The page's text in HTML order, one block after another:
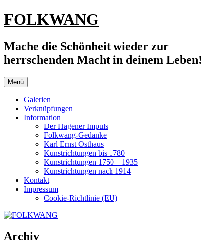
Zum
Inhalt
FOLKWANG
Mache die Schönheit wieder zur
herrschenden Macht in deinem Leben!
Menü
Galerien
Verknüpfungen
Information
Der Hagener Impuls
Folkwang-Gedanke
Karl Ernst Osthaus
Kunstrichtungen bis 1780
Kunstrichtungen 1750 – 1935
Kunstrichtungen nach 1914
Kontakt
Impressum
Cookie-Richtlinie (EU)
Archiv